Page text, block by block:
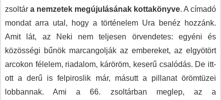
zsoltár a nemzetek megújulásának kottakönyve. A címadó
mondat arra utal, hogy a történelem Ura benéz hozzánk.
Amit lát, az Neki nem teljesen örvendetes: egyéni és
közösségi bűnök marcangolják az embereket, az elgyötört
arcokon félelem, riadalom, káröröm, keserű csalódás. De itt-
ott a derű is felpiroslik már, másutt a pillanat örömtüzei
lobbannak. Ami a 66. zsoltárban meglep, az a